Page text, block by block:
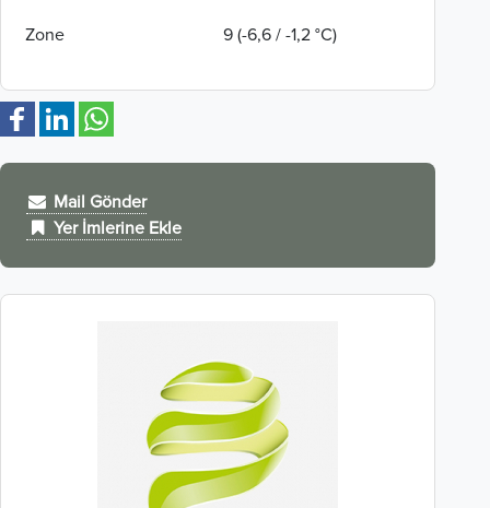
Zone 9 (-6,6 / -1,2 °C)
Mail Gönder
Yer İmlerine Ekle